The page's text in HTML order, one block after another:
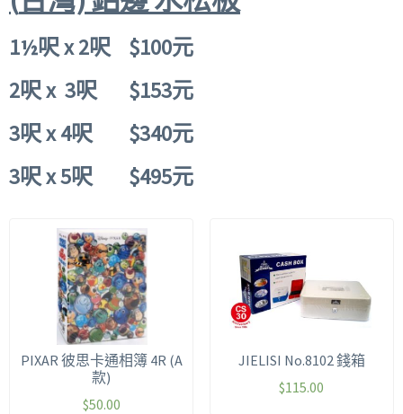
1½呎x2呎 $100元
2呎x 3呎 $153元
3呎x 4呎 $340元
3呎x 5呎 $495元
PIXAR 彼思卡通相簿 4R (A
款)
$50.00
JIELISI No.8102 錢箱
$115.00